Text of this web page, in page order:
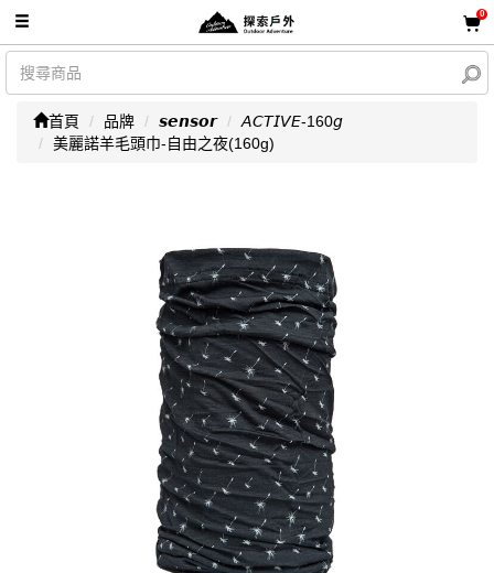
0
首頁 品牌 𝙨𝙚𝙣𝙨𝙤𝙧
𝘈𝘊𝘛𝘐𝘝𝘌-160𝘨
美麗諾羊毛頭巾-自由之夜(160g)